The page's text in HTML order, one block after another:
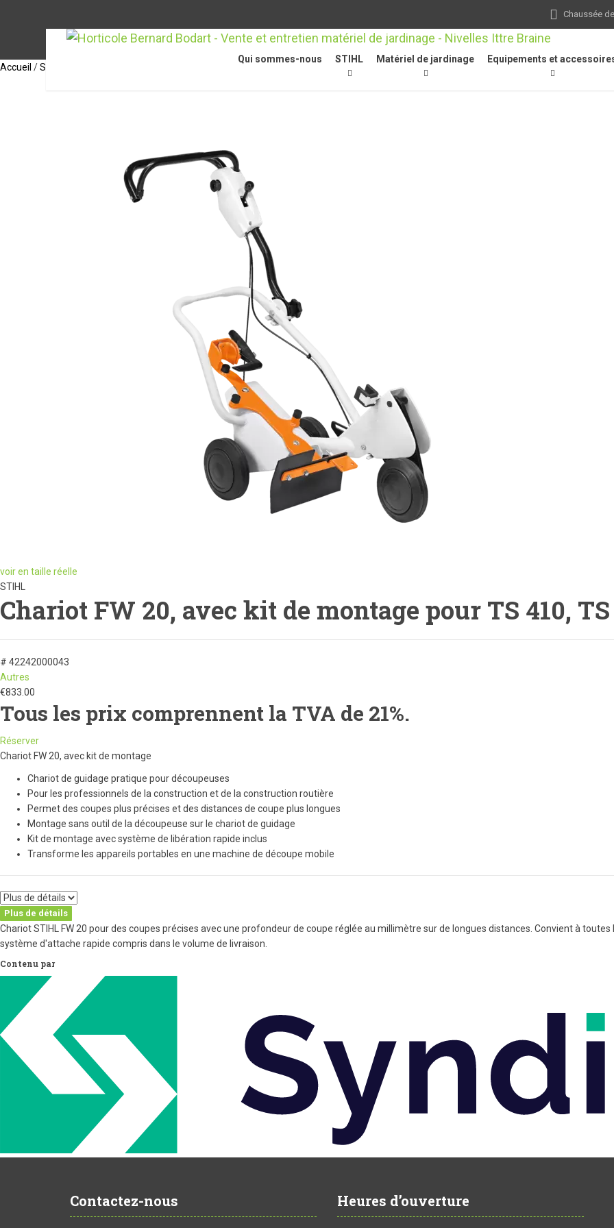
Chaussée
Qui sommes-nous STIHL Matériel de jardinage Equipements et
Accueil /STIHL Accessoires Accessoires pour découpeuses à disque Chariot FW 20, avec kit de montage pour TS 410, TS 420,
voir en taille réelle
STIHL
Chariot FW 20, avec kit de montage pour TS 410,
# 42242000043
Autres
€833.00
Tous les prix comprennent la TVA de 21%.
Réserver
Chariot FW 20, avec kit de montage
Chariot de guidage pratique pour découpeuses
Pour les professionnels de la construction et de la construction routière
Permet des coupes plus précises et des distances de coupe plus longues
Montage sans outil de la découpeuse sur le chariot de guidage
Kit de montage avec système de libération rapide inclus
Transforme les appareils portables en une machine de découpe mobile
Plus de détails
Chariot STIHL FW 20 pour des coupes précises avec une profondeur de coupe réglée au millimètre sur de longues distances. Convient à
système d'attache rapide compris dans le volume de livraison.
Contenu par
Contactez-nous Heures d’ouverture